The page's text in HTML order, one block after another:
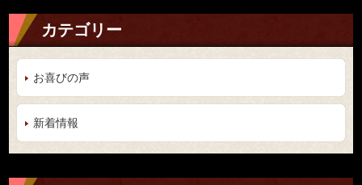
カテゴリー
お喜びの声
新着情報